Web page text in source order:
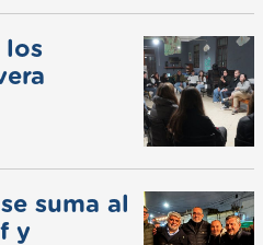
los
suma al
y